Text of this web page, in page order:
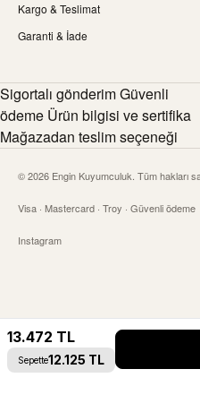
13.472 TL
Sepette12.125 TL
Kargo & Teslimat
Garanti & İade
Sigortalı gönderim Güvenli
ödeme Ürün bilgisi ve sertifika
Mağazadan teslim seçeneği
© 2026 Engin Kuyumculuk. Tüm hakları
Visa · Mastercard · Troy · Güvenli ödeme
Instagram